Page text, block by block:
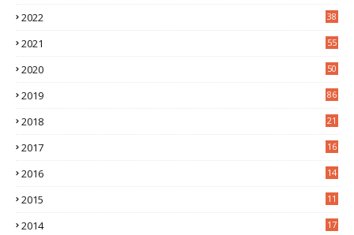
2022
38
2021
55
2020
50
2019 86
2018
21
2017
16
2016
14
2015
11
2014
17